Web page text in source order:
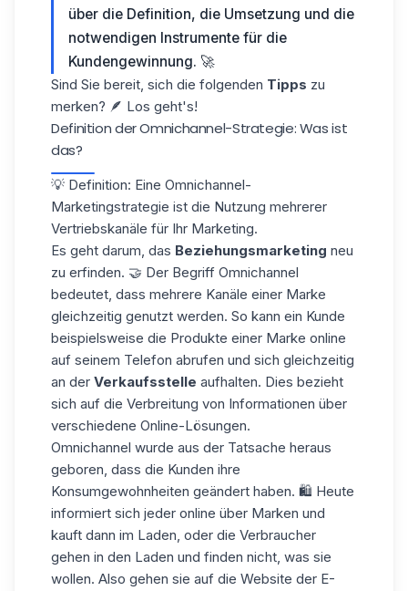
über die Definition, die Umsetzung und die
notwendigen Instrumente für die
Kundengewinnung. 🚀
Sind Sie bereit, sich die folgenden Tipps zu
merken? 🪶 Los geht's!
Definition der Omnichannel-Strategie: Was ist
das?
💡 Definition: Eine Omnichannel-
Marketingstrategie ist die Nutzung mehrerer
Vertriebskanäle für Ihr Marketing.
Es geht darum, das Beziehungsmarketing neu
zu erfinden. 🤝 Der Begriff Omnichannel
bedeutet, dass mehrere Kanäle einer Marke
gleichzeitig genutzt werden. So kann ein Kunde
beispielsweise die Produkte einer Marke online
auf seinem Telefon abrufen und sich gleichzeitig
an der Verkaufsstelle aufhalten. Dies bezieht
sich auf die Verbreitung von Informationen über
verschiedene Online-Lösungen.
Omnichannel wurde aus der Tatsache heraus
geboren, dass die Kunden ihre
Konsumgewohnheiten geändert haben. 🛍️ Heute
informiert sich jeder online über Marken und
kauft dann im Laden, oder die Verbraucher
gehen in den Laden und finden nicht, was sie
wollen. Also gehen sie auf die Website der E-